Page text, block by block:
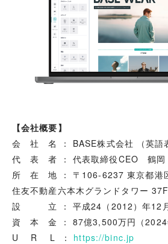
【会社概要】
会 社 名 ： BASE株式会社 （英語
代 表 者 ： 代表取締役CEO 鶴岡
所 在 地 ： 〒106-6237 東京都港
住友不動産六本木グランドタワー 37F
設 立 ： 平成24（2012）年12
資 本 金 ： 87億3,500万円（2024
U R L ： https://binc.jp